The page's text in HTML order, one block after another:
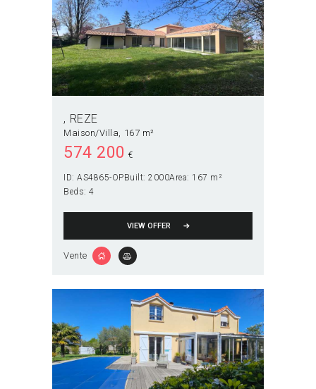
REZE
Maison/Villa 167 m²
574 200 €
ID: AS4865-OPBuilt: 2000Area: 167 m²
Beds: 4
VIEW OFFER
Vente